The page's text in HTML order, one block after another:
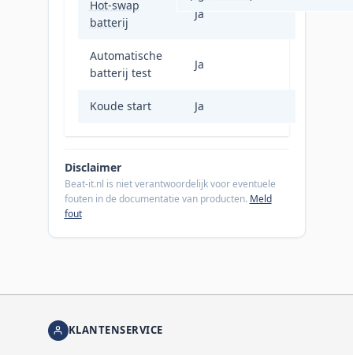
Hot-swap
batterij
Ja
Automatische
batterij test
Ja
Koude start Ja
Disclaimer
Beat-it.nl is niet verantwoordelijk voor eventuele
fouten in de documentatie van producten. Meld
fout
KLANTENSERVICE